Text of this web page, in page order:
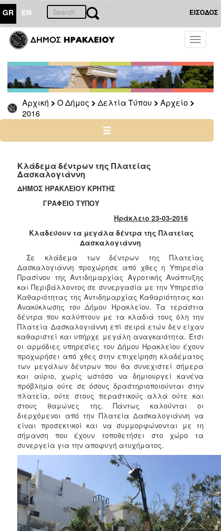
GR EN ΕΙΣΟΔΟΣ
Toggle
Αρχική Ο Δήμος Δελτία Τύπου
Αρχείο
2016
ΔΗΜΟΣ
Δελτία
Τύπου
Αρχείο
2026
2025
2022
2021
2020
2019
2017
2015
2013
2012
2011
2010
2006
ΤΟΠΟΣ
ΠΟΛΙΤΙΣΜΟΣ
ΑΝΘΕΚΤΙΚΗ
ΠΟΛΗ
Κλάδεμα δέντρων της Πλατείας
Δασκαλογιάννη
ΔΗΜΟΣ ΗΡΑΚΛΕΙΟΥ ΚΡΗΤΗΣ
ΓΡΑΦΕΙΟ ΤΥΠΟΥ
Ηράκλειο 23-03-2016
Κλαδεύουν τα μεγάλα δέντρα της Πλατείας
Δασκαλογιάννη
Σε κλάδεμα των δέντρων της Πλατείας
Δασκαλογιάννη προχώρησε από χθες η Υπηρεσία
Πρασίνου της Αντιδημαρχίας Αγροτικής Ανάπτυξης
και Περιβάλλοντος σε συνεργασία με την Υπηρεσία
Καθαριότητας της Αντιδημαρχίας Καθαριότητας και
Ανακύκλωσης του Δήμου Ηρακλείου. Τα τεράστια
δέντρα που καλύπτουν με τα κλαδιά τους όλη την
Πλατεία Δασκαλογιάννη επί σειρά ετών δεν είχαν
καθαριστεί και υπήρχε μεγάλη αναγκαιότητα. Έτσι
οι αρμόδιες υπηρεσίες του Δήμου Ηρακλείου έχουν
προχωρήσει από χθες στην επιχείρηση κλαδέματος
των μεγάλων δέντρων που θα συνεχιστεί σήμερα
και αύριο, χωρίς ωστόσο να δημιουργεί κανένα
πρόβλημα ούτε σε όσους δραστηριοποιούνται στην
πλατεία, ούτε στους περαστικούς αλλά ούτε και
στους θαμώνες της. Πάντως καλούνται οι
διερχόμενοι από την Πλατεία Δασκαλογιάννη να
είναι προσεκτικοί και να συμμορφώνονται με τη
σήμανση που έχουν τοποθετήσει στο χώρο τα
συνεργεία για την αποφυγή ατυχήματος.